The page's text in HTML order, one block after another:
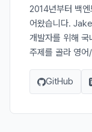
2014년부터 백
어왔습니다.
개발자를 위해 국
주제를 골라 영
GitHub